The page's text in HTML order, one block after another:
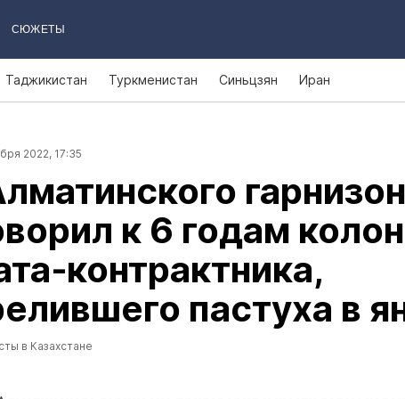
СЮЖЕТЫ
Таджикистан Туркменистан Синьцзян Иран
2022, 17:35
к 6 годам
пастуха в
в Казахстане